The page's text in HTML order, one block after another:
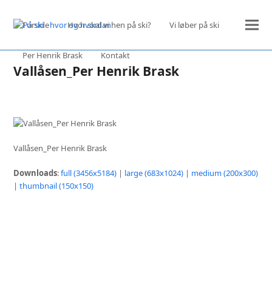
Forside Hvor skal vi hen på ski? Vi løber på ski
Per Henrik Brask Kontakt
Vallåsen_Per Henrik Brask
Vallåsen_Per Henrik Brask
Downloads:full (3456x5184) | large (683x1024) | medium (200x300)
|thumbnail (150x150)